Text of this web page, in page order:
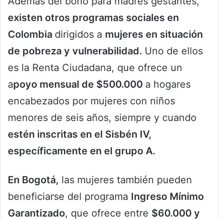
existen otros programas sociales en
Colombia dirigidos a mujeres en situación
de pobreza y vulnerabilidad. Uno de ellos
es la Renta Ciudadana, que ofrece un
apoyo mensual de $500.000 a hogares
encabezados por mujeres con niños
menores de seis años, siempre y cuando
estén inscritas en el Sisbén IV,
específicamente en el grupo A.
En Bogotá, las mujeres también pueden
beneficiarse del programa Ingreso Mínimo
Garantizado, que ofrece entre $60.000 y